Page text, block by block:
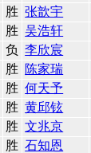
胜 张歆宇
胜 吴浩轩
负 李欣宸
胜 陈家瑞
胜 何天予
胜 黄邱铉
胜 文兆京
胜 石知恩